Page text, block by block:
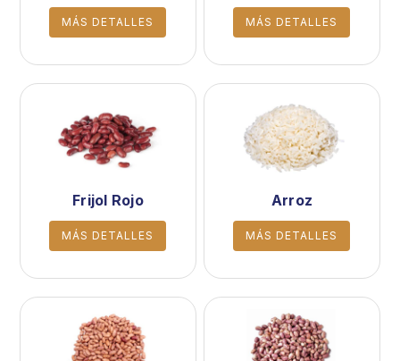
MÁS DETALLES MÁS DETALLES
Frijol Rojo
MÁS DETALLES
Arroz
MÁS DETALLES